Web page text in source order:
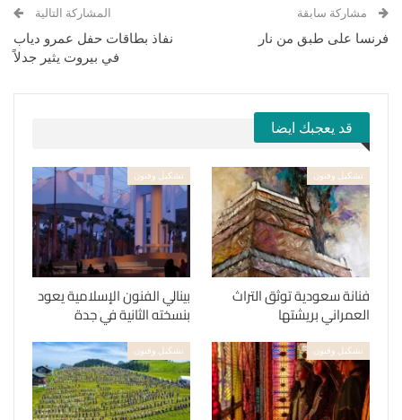
مشاركة سابقة
فرنسا على طبق من نار
المشاركة التالية
نفاذ بطاقات حفل عمرو دياب
في بيروت يثير جدلاً
قد يعجبك ايضا
تشكيل وفنون
فنانة سعودية توثق التراث
العمراني بريشتها
تشكيل وفنون
بينالي الفنون الإسلامية يعود
بنسخته الثانية في جدة
تشكيل وفنون تشكيل وفنون